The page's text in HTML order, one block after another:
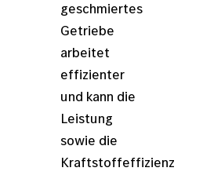
geschmiertes
Getriebe
arbeitet
effizienter
und kann die
Leistung
sowie die
Kraftstoffeffizienz